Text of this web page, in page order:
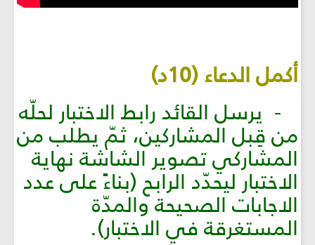
أكمل الدعاء (10د)
- يرسل القائد رابط الاختبار لحلّه
من قِبل المشاركين، ثمّ يطلب من
المشاركي تصوير الشاشة نهاية
الاختبار ليحدّد الرابح (بناءً على عدد
الاجابات الصحيحة والمدّة
المستغرقة في الاختبار).